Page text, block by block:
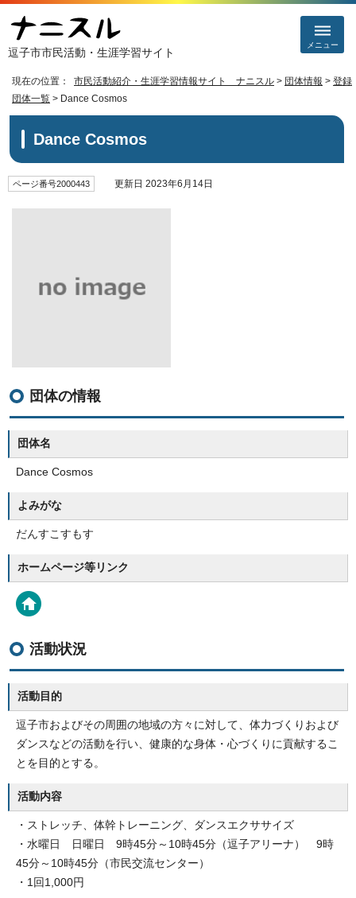
逗子市市民活動・生涯学習サイト
メニュー
現在の位置： 市民活動紹介・生涯学習情報サイト ナニスル > 団体情報 > 登録
団体一覧 > Dance Cosmos
Dance Cosmos
ページ番号2000443 更新日 2023年6月14日
団体の情報
団体名
Dance Cosmos
よみがな
だんすこすもす
ホームページ等リンク
活動状況
活動目的
逗子市およびその周囲の地域の方々に対して、体力づくりおよび
ダンスなどの活動を行い、健康的な身体・心づくりに貢献するこ
とを目的とする。
活動内容
・ストレッチ、体幹トレーニング、ダンスエクササイズ
・水曜日 日曜日 9時45分～10時45分（逗子アリーナ） 9時
45分～10時45分（市民交流センター）
・1回1,000円